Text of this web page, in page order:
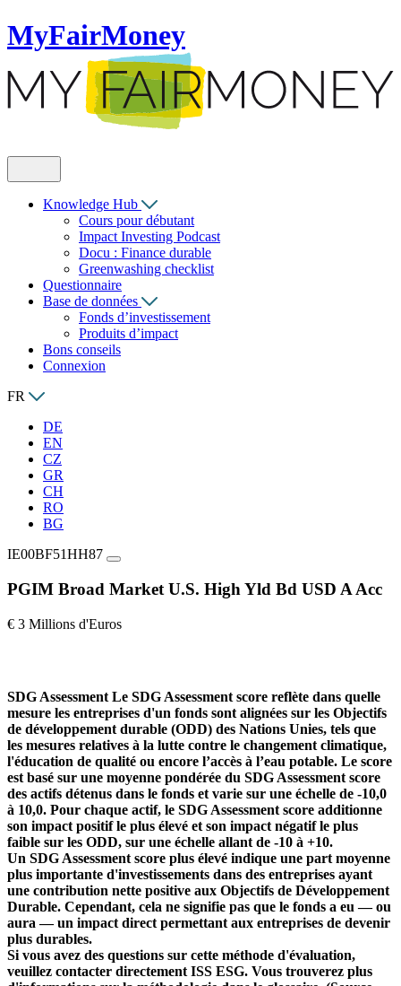
MyFairMoney
Knowledge Hub
Cours pour débutant
Impact Investing Podcast
Docu : Finance durable
Greenwashing checklist
Questionnaire
Base de données
Fonds d’investissement
Produits d’impact
Bons conseils
Connexion
FR
DE
EN
CZ
GR
CH
RO
BG
IE00BF51HH87
PGIM Broad Market U.S. High Yld Bd USD A Acc
€ 3 Millions d'Euros
SDG Assessment Le SDG Assessment score reflète dans quelle
mesure les entreprises d'un fonds sont alignées sur les Objectifs
de développement durable (ODD) des Nations Unies, tels que
les mesures relatives à la lutte contre le changement climatique,
l'éducation de qualité ou encore l’accès à l’eau potable. Le score
est basé sur une moyenne pondérée du SDG Assessment score
des actifs détenus dans le fonds et varie sur une échelle de -10,0
à 10,0. Pour chaque actif, le SDG Assessment score additionne
son impact positif le plus élevé et son impact négatif le plus
faible sur les ODD, sur une échelle allant de -10 à +10.
Un SDG Assessment score plus élevé indique une part moyenne
plus importante d'investissements dans des entreprises ayant
une contribution nette positive aux Objectifs de Développement
Durable. Cependant, cela ne signifie pas que le fonds a eu — ou
aura — un impact direct permettant aux entreprises de devenir
plus durables.
Si vous avez des questions sur cette méthode d'évaluation,
veuillez contacter directement ISS ESG. Vous trouverez plus